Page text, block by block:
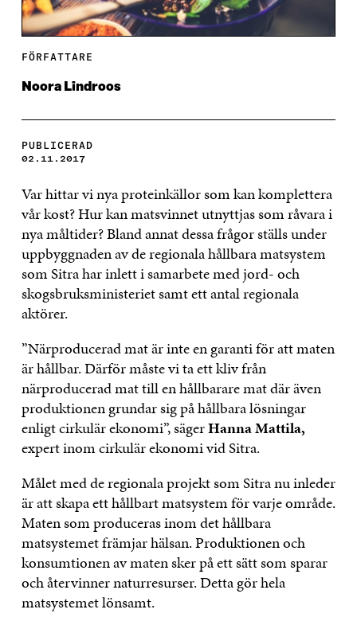
FÖRFATTARE
Noora Lindroos
PUBLICERAD
02.11.2017
Var hittar vi nya proteinkällor som kan komplettera
vår kost? Hur kan matsvinnet utnyttjas som råvara i
nya måltider? Bland annat dessa frågor ställs under
uppbyggnaden av de regionala hållbara matsystem
som Sitra har inlett i samarbete med jord- och
skogsbruksministeriet samt ett antal regionala
aktörer.
”Närproducerad mat är inte en garanti för att maten
är hållbar. Därför måste vi ta ett kliv från
närproducerad mat till en hållbarare mat där även
produktionen grundar sig på hållbara lösningar
enligt cirkulär ekonomi”, sägerHanna Mattila,
expert inom cirkulär ekonomi vid Sitra.
Målet med de regionala projekt som Sitra nu inleder
är att skapa ett hållbart matsystem för varje område.
Maten som produceras inom det hållbara
matsystemet främjar hälsan. Produktionen och
konsumtionen av maten sker på ett sätt som sparar
och återvinner naturresurser. Detta gör hela
matsystemet lönsamt.